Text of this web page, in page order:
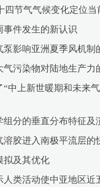
四节气气候变化定位当
事件发生的新认识
泵影响亚洲夏季风机制
气污染物对陆地生产力
“中上新世暖期和未来
组分的垂直分布特征及
溶胶进入南极平流层的
拟及其优化
人类活动使中亚地区近